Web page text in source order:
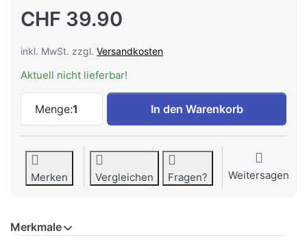
CHF 39.90
inkl. MwSt. zzgl. Versandkosten
Aktuell nicht lieferbar!
Menge:1
Kibernetik Fensterabdichtung für
In den Warenkorb
Merken Vergleichen Fragen? Weitersagen
Merkmale